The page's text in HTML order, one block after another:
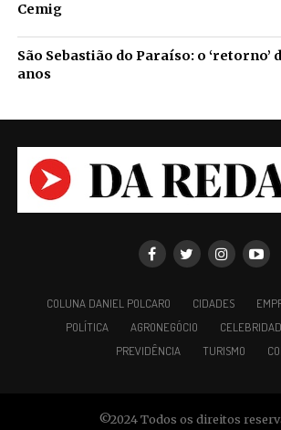
Cemig
São Sebastião do Paraíso: o ‘retorno’
anos
COLUNA DANIEL POLCARO CIDADES
POLÍTICA
AGRONEGÓCIO
PREVIDÊNCIA
TURISMO
©2024 Todos os direitos